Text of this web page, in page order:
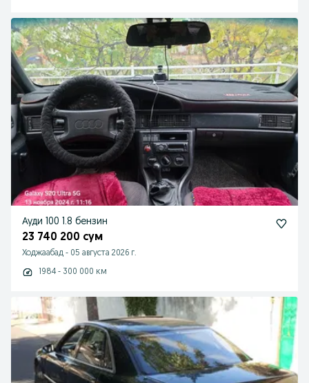
Ауди 100 1.8 бензин
23 740 200 сум
Ходжаабад - 05 августа 2026 г.
1984 - 300 000 км